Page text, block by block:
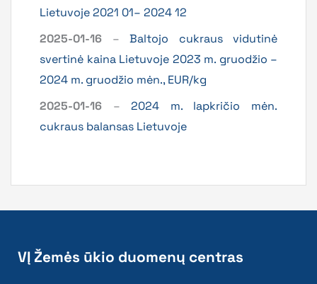
Lietuvoje 2021 01– 2024 12
2025-01-16 – Baltojo cukraus vidutinė
svertinė kaina Lietuvoje 2023 m. gruodžio –
2024 m. gruodžio mėn., EUR/kg
2025-01-16 –2024 m. lapkričio mėn.
cukraus balansas Lietuvoje
VĮ Žemės ūkio duomenų centras